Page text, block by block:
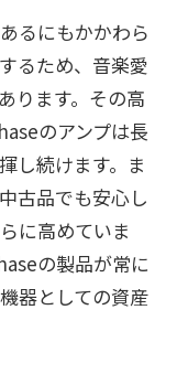
るにもかかわら
るため、音楽愛
ります。その高
のアンプは長
し続けます。ま
古品でも安心し
に高めていま
の製品が常に
器としての資産